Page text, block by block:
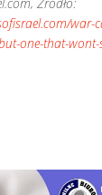
war-
one-that-